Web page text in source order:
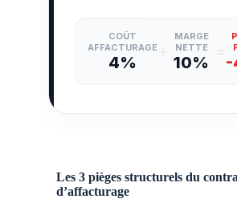
COÛT
AFFACTURAGE
4%
MARGE
NETTE
10% -
Les 3 pièges structurels du
d’affacturage